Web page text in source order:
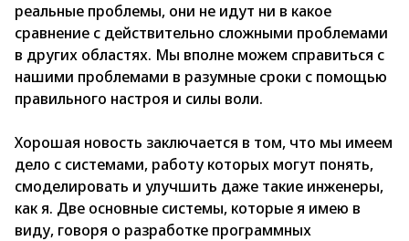
реальные проблемы, они не идут ни в какое
сравнение с действительно сложными проблемами
в других областях. Мы вполне можем справиться с
нашими проблемами в разумные сроки с помощью
правильного настроя и силы воли.
Хорошая новость заключается в том, что мы имеем
дело с системами, работу которых могут понять,
смоделировать и улучшить даже такие инженеры,
как я. Две основные системы, которые я имею в
виду, говоря о разработке программных